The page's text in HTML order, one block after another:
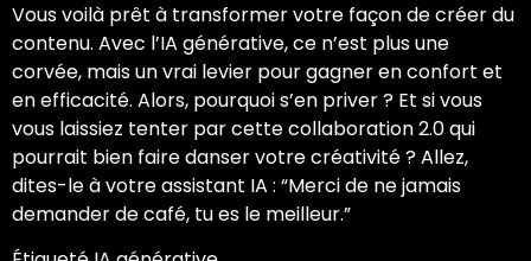
Vous voilà prêt à transformer votre façon de créer du
contenu. Avec l’IA générative, ce n’est plus une
corvée, mais un vrai levier pour gagner en confort et
en efficacité. Alors, pourquoi s’en priver ? Et si vous
vous laissiez tenter par cette collaboration 2.0 qui
pourrait bien faire danser votre créativité ? Allez,
dites-le à votre assistant IA : “Merci de ne jamais
demander de café, tu es le meilleur.”